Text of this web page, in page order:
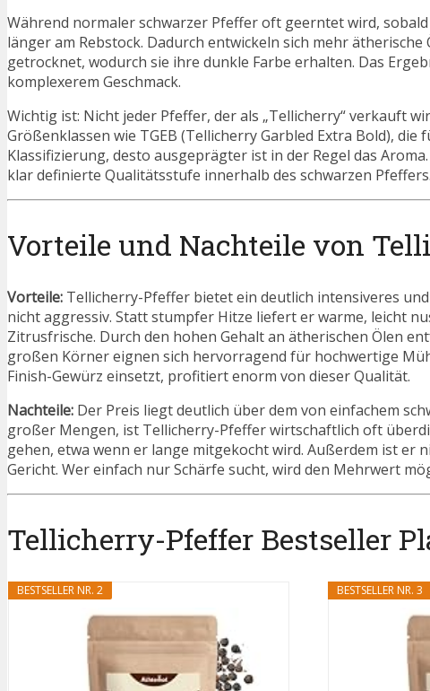
Während normaler schwarzer Pfeffer oft geerntet wird,
länger am Rebstock. Dadurch entwickeln sich mehr
getrocknet, wodurch sie ihre dunkle Farbe erhalten. Das
komplexerem Geschmack.
Wichtig ist: Nicht jeder Pfeffer, der als „Tellicherry“ verkauft
Größenklassen wie TGEB (Tellicherry Garbled Extra Bold),
Klassifizierung, desto ausgeprägter ist in der Regel das
klar definierte Qualitätsstufe innerhalb des schwarzen Pfeffers.
Vorteile und Nachteile von
Vorteile: Tellicherry-Pfeffer bietet ein deutlich intensiveres
nicht aggressiv. Statt stumpfer Hitze liefert er warme, leicht
Zitrusfrische. Durch den hohen Gehalt an ätherischen Ölen
großen Körner eignen sich hervorragend für hochwertige
Finish-Gewürz einsetzt, profitiert enorm von dieser Qualität.
Nachteile: Der Preis liegt deutlich über dem von einfachem
großer Mengen, ist Tellicherry-Pfeffer wirtschaftlich oft
gehen, etwa wenn er lange mitgekocht wird. Außerdem ist er
Gericht. Wer einfach nur Schärfe sucht, wird den Mehrwert
Tellicherry-Pfeffer Bestseller
BESTSELLER NR. 2 BESTSELLER NR. 3